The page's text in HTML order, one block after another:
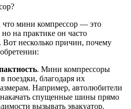
мини компрессор — это
но на практике он часто
несколько причин, почему
. Мини компрессоры
поездки, благодаря их
Например, автолюбители
спущенные шины прямо
вызывать эвакуатор.